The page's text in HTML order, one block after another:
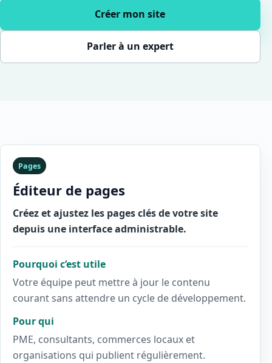
Créer mon site
Parler à un expert
Pages
Éditeur de pages
Créez et ajustez les pages clés de votre site
depuis une interface administrable.
Pourquoi c’est utile
Votre équipe peut mettre à jour le contenu
courant sans attendre un cycle de développement.
Pour qui
PME, consultants, commerces locaux et
organisations qui publient régulièrement.